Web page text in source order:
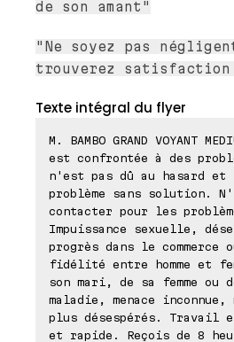
de son amant"
"Ne soyez pas
trouverez
Texte intégral du flyer
M. BAMBO GRAND VOYANT
est confrontée à des
n'est pas dû au hasard
problème sans solution.
contacter pour les
Impuissance sexuelle,
progrès dans le
fidélité entre homme et
son mari, de sa femme ou
maladie, menace inconnue,
plus désespérés. Travail
et rapide. Reçois de 8